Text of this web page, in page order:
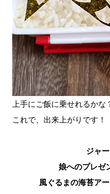
上手にご飯に乗せれるかな
これで、出来上がりです！
ジャ
娘へのプレゼ
風ぐるまの海苔ア